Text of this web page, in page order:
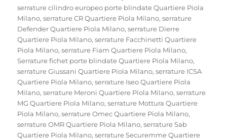
serrature cilindro europeo porte blindate Quartiere Piola
Milano,serrature CR Quartiere Piola Milano,serrature
Defender Quartiere Piola Milano,serrature Dierre
Quartiere Piola Milano,serrature Facchinetti Quartiere
Piola Milano,serrature Fiam Quartiere Piola Milano,
Serrature fichet porte blindate Quartiere Piola Milano,
serrature Giussani Quartiere Piola Milano,serrature ICSA
Quartiere Piola Milano,serrature Iseo Quartiere Piola
Milano,serrature Meroni Quartiere Piola Milano,serrature
MG Quartiere Piola Milano,serrature Mottura Quartiere
Piola Milano,serrature Omec Quartiere Piola Milano,
serrature OMR Quartiere Piola Milano,serrature Sab
Quartiere Piola Milano,serrature Securemme Quartiere